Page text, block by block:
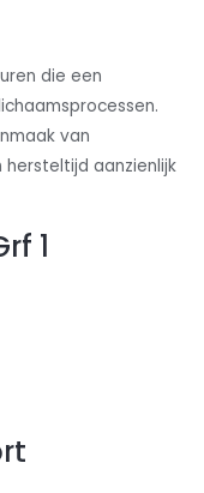
die een
van
hersteltijd aanzienlijk
1